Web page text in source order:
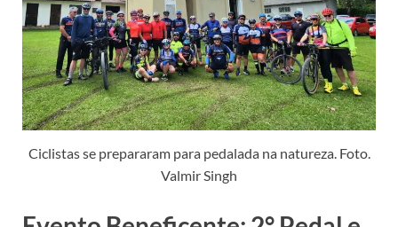
Ciclistas se prepararam para pedalada na natureza. Foto.
Valmir Singh